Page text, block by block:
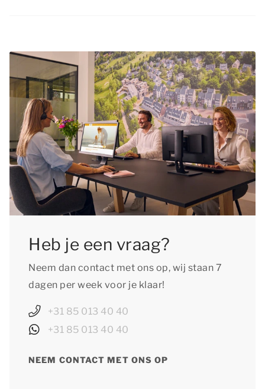
genieten van de voorpret als je op tijd boekt.
Wacht dus niet te lang met het plannen van je
krokusvakantie in de Haute Savoie!
accommodaties mogen maximaal 2 honden
verblijven. Bij elk accommodatietype staat
vermeld of huisdieren in dat type zijn
toegestaan. Vergeet niet je huisdier bij te boeken
en aan de huisdierentoeslag te voldoen.
Heb je een vraag?
Neem dan contact met ons op, wij staan 7
dagen per week voor je klaar!
+31 85 013 40 40
+31 85 013 40 40
NEEM CONTACT MET ONS OP